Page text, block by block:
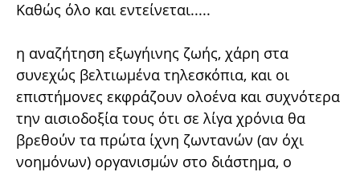
Καθώς όλο και εντείνεται.....
η αναζήτηση εξωγήινης ζωής, χάρη στα
συνεχώς βελτιωμένα τηλεσκόπια, και οι
επιστήμονες εκφράζουν ολοένα και συχνότερα
την αισιοδοξία τους ότι σε λίγα χρόνια θα
βρεθούν τα πρώτα ίχνη ζωντανών (αν όχι
νοημόνων) οργανισμών στο διάστημα, ο